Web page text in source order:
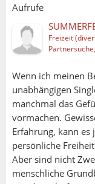
Aufrufe
Freizeit
Wenn ich meinen
unabhängigen
manchmal das
vormachen.
Erfahrung, kann es
persönliche
Aber sind nicht
menschliche